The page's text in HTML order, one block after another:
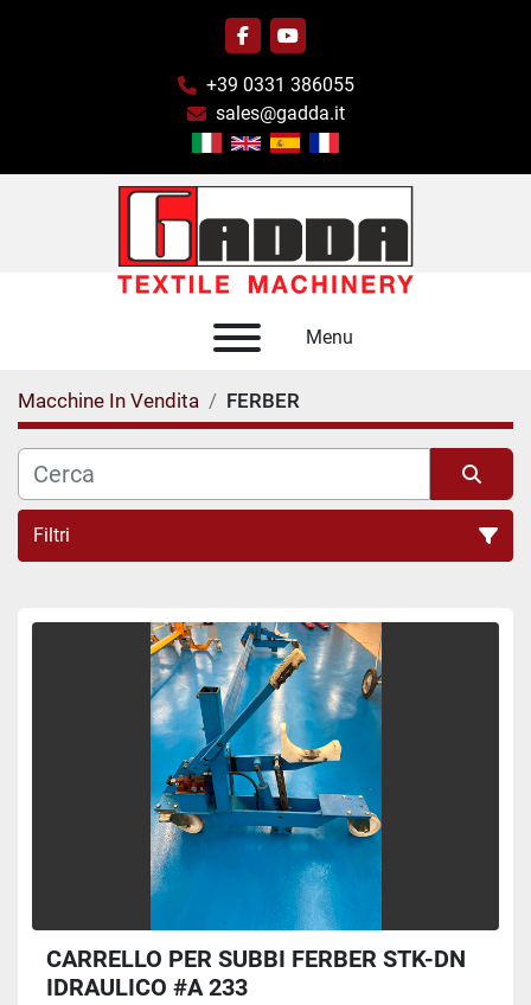
facebookyoutube
+39 0331 386055
sales@gadda.it
Menu
Macchine In Vendita FERBER
Filtri
Ordina per
CARRELLO PER SUBBI FERBER STK-DN
IDRAULICO #A 233